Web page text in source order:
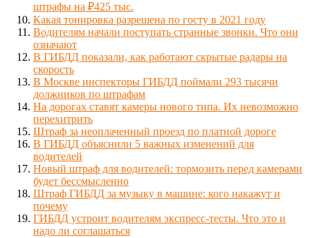
штрафы на ₽425 тыс.
Какая тонировка разрешена по госту в 2021 году
Водителям начали поступать странные звонки. Что они
означают
В ГИБДД показали, как работают скрытые радары на
скорость
В Москве инспекторы ГИБДД поймали 293 тысячи
должников по штрафам
На дорогах ставят камеры нового типа. Их невозможно
перехитрить
Штраф за неоплаченный проезд по платной дороге
В ГИБДД объяснили 5 важных изменений для
водителей
Новый штраф для водителей: тормозить перед камерами
будет бессмысленно
Штраф ГИБДД за музыку в машине: кого накажут и
почему
ГИБДД устроит водителям экспресс-тесты. Что это и
надо ли соглашаться